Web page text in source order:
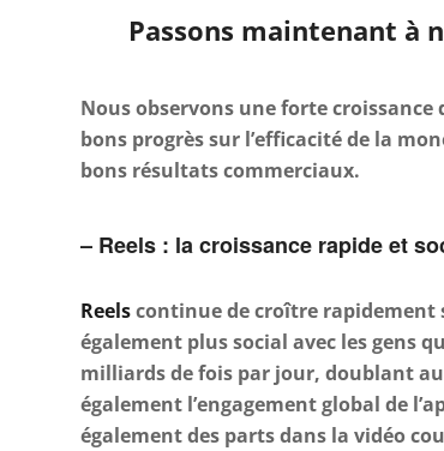
Passons maintenant à
Nous observons une forte croissance
bons progrès sur l’efficacité de la
bons résultats commerciaux.
– Reels : la croissance rapide et
Reelscontinue de croître rapidement
également plus social avec les gens
milliards de fois par jour, doublant
également l’engagement global de
également des parts dans la vidéo